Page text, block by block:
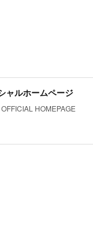
ャルホームページ
HOMEPAGE